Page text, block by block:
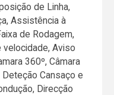
de Linha,
Assistência à
de Rodagem,
Aviso
360º, Câmara
Cansaço e
Direcção